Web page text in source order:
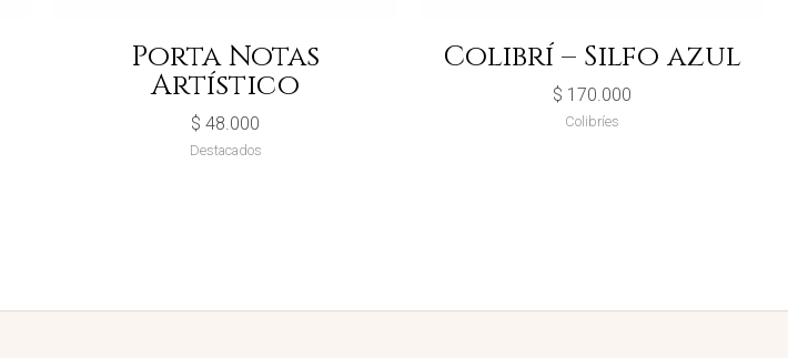
Porta Notas
Artístico
$ 48.000
Destacados
Colibrí – Silfo azul
$ 170.000
Colibríes